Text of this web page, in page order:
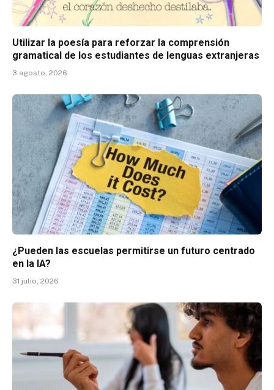
Utilizar la poesía para reforzar la comprensión
gramatical de los estudiantes de lenguas extranjeras
3 agosto, 2026
¿Pueden las escuelas permitirse un futuro centrado
en la IA?
31 julio, 2026